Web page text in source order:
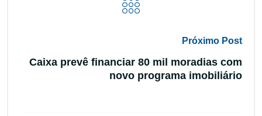
Próximo Post
Caixa prevê financiar 80 mil moradias com
novo programa imobiliário